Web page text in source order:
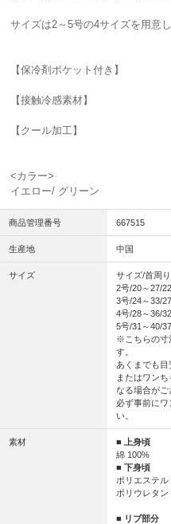
サイズは2～5号の4サイズを用意
【保冷剤ポケット付き】
【接触冷感素材】
【クール加工】
<カラー>
イエロー/ グリーン
商品管理番号 667515
生産地 中国
サイズ
サイズ/首周
2号/20～27/
3号/24～33/
4号/28～36/
5号/31～40/
※こちらの寸
す。
あくまでも
またはワン
なる場合がご
必ず事前に
い。
素材
■ 上身頃
綿 100%
■ 下身頃
ポリエステル
ポリウレタン
■ リブ部分